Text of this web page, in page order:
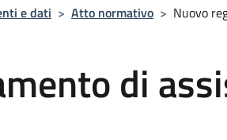
e dati > Atto normativo > Nuovo
di